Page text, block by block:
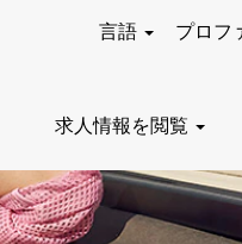
言語 プロフ
求人情報を閲覧